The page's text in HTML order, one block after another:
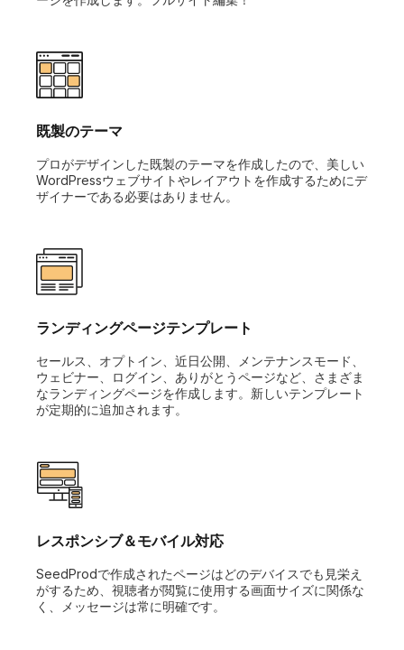
既製のテーマ
プロがデザインした既製のテーマを作成したので、美しい
WordPressウェブサイトやレイアウトを作成するためにデ
ザイナーである必要はありません。
ランディングページテンプレート
セールス、オプトイン、近日公開、メンテナンスモード、
ウェビナー、ログイン、ありがとうページなど、さまざま
なランディングページを作成します。新しいテンプレート
が定期的に追加されます。
レスポンシブ＆モバイル対応
SeedProdで作成されたページはどのデバイスでも見栄え
がするため、視聴者が閲覧に使用する画面サイズに関係な
く、メッセージは常に明確です。